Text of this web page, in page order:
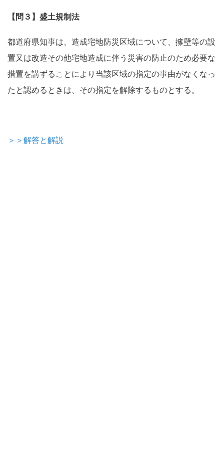
【問３】盛土規制法
都道府県知事は、造成宅地防災区域について、擁壁等の設
置又は改造その他宅地造成に伴う災害の防止のため必要な
措置を講ずることにより当該区域の指定の事由がなくなっ
たと認めるときは、その指定を解除するものとする。
＞＞解答と解説